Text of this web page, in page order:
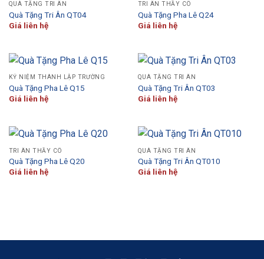
QUÀ TẶNG TRI ÂN
Quà Tặng Tri Ân QT04
Giá liên hệ
TRI ÂN THẦY CÔ
Quà Tặng Pha Lê Q24
Giá liên hệ
KỶ NIỆM THÀNH LẬP TRƯỜNG
Quà Tặng Pha Lê Q15
Giá liên hệ
QUÀ TẶNG TRI ÂN
Quà Tặng Tri Ân QT03
Giá liên hệ
TRI ÂN THẦY CÔ
Quà Tặng Pha Lê Q20
Giá liên hệ
QUÀ TẶNG TRI ÂN
Quà Tặng Tri Ân QT010
Giá liên hệ